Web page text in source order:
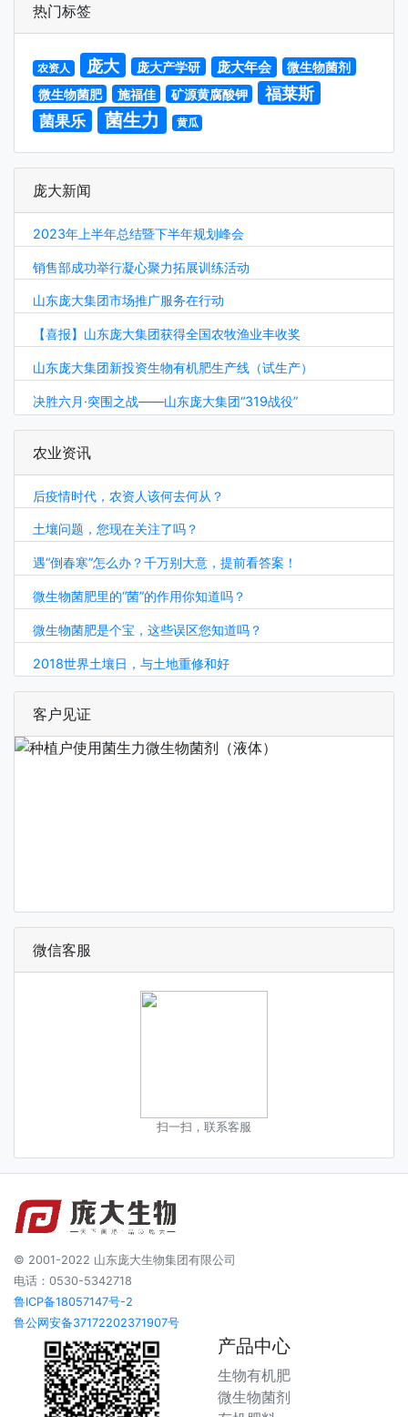
热门标签
农资人 庞大 庞大产学研 庞大年会
微生物菌剂
微生物菌肥
施福佳 矿源黄腐酸钾
福莱斯
菌果乐
菌生力 黄瓜
庞大新闻
2023年上半年总结暨下半年规划峰会
销售部成功举行凝心聚力拓展训练活动
山东庞大集团市场推广服务在行动
【喜报】山东庞大集团获得全国农牧渔业丰收奖
山东庞大集团新投资生物有机肥生产线（试生产）
决胜六月·突围之战——山东庞大集团“319战役”
农业资讯
后疫情时代，农资人该何去何从？
土壤问题，您现在关注了吗？
遇“倒春寒”怎么办？千万别大意，提前看答案！
微生物菌肥里的“菌”的作用你知道吗？
微生物菌肥是个宝，这些误区您知道吗？
2018世界土壤日，与土地重修和好
客户见证
微信客服
扫一扫，联系客服
© 2001-2022 山东庞大生物集团有限公司
电话：0530-5342718
鲁ICP备18057147号-2
鲁公网安备37172202371907号
产品中心
生物有机肥
微生物菌剂